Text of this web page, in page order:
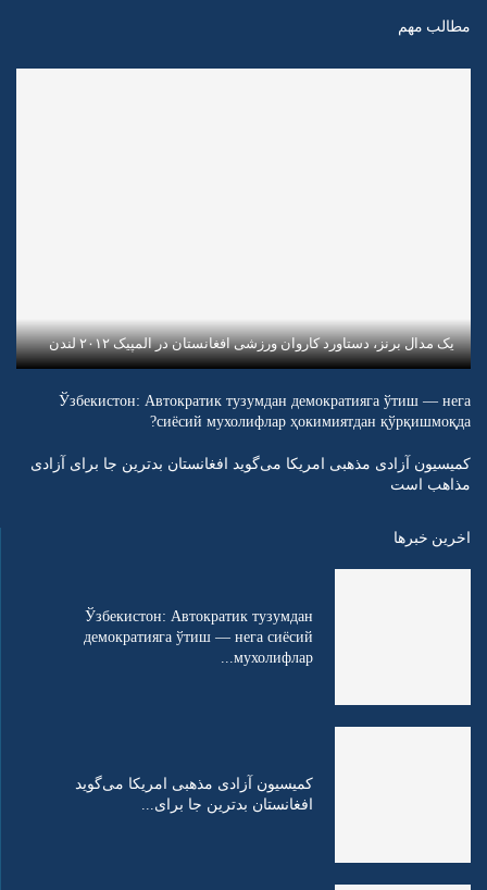
مطالب مهم
یک مدال برنز، دستاورد کاروان ورزشی افغانستان در المپیک ۲۰۱۲ لندن
Ўзбекистон: Автократик тузумдан демократияга ўтиш — нега
сиёсий мухолифлар ҳокимиятдан қўрқишмоқда?
کمیسیون آزادی مذهبی امریکا می‌گوید افغانستان بدترین جا برای آزادی
مذاهب است
اخرین خبرها
Ўзбекистон: Автократик тузумдан
демократияга ўтиш — нега сиёсий
мухолифлар...
کمیسیون آزادی مذهبی امریکا می‌گوید
افغانستان بدترین جا برای...